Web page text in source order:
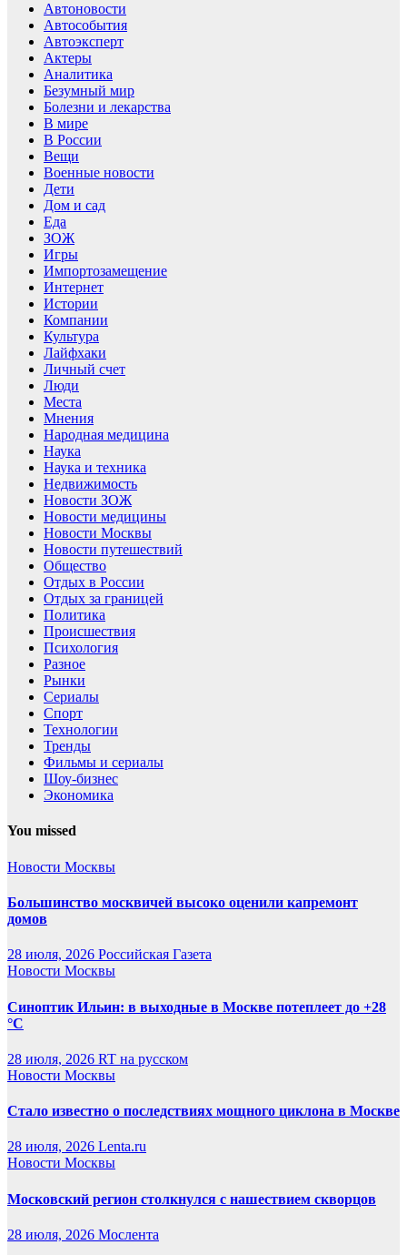
Автоновости
Автособытия
Автоэксперт
Актеры
Аналитика
Безумный мир
Болезни и лекарства
В мире
В России
Вещи
Военные новости
Дети
Дом и сад
Еда
ЗОЖ
Игры
Импортозамещение
Интернет
Истории
Компании
Культура
Лайфхаки
Личный счет
Люди
Места
Мнения
Народная медицина
Наука
Наука и техника
Недвижимость
Новости ЗОЖ
Новости медицины
Новости Москвы
Новости путешествий
Общество
Отдых в России
Отдых за границей
Политика
Происшествия
Психология
Разное
Рынки
Сериалы
Спорт
Технологии
Тренды
Фильмы и сериалы
Шоу-бизнес
Экономика
You missed
Новости Москвы
Большинство москвичей высоко оценили капремонт
домов
28 июля, 2026 Российская Газета
Новости Москвы
Синоптик Ильин: в выходные в Москве потеплеет до +28
°C
28 июля, 2026 RT на русском
Новости Москвы
Стало известно о последствиях мощного циклона в Москве
28 июля, 2026 Lenta.ru
Новости Москвы
Московский регион столкнулся с нашествием скворцов
28 июля, 2026 Мослента